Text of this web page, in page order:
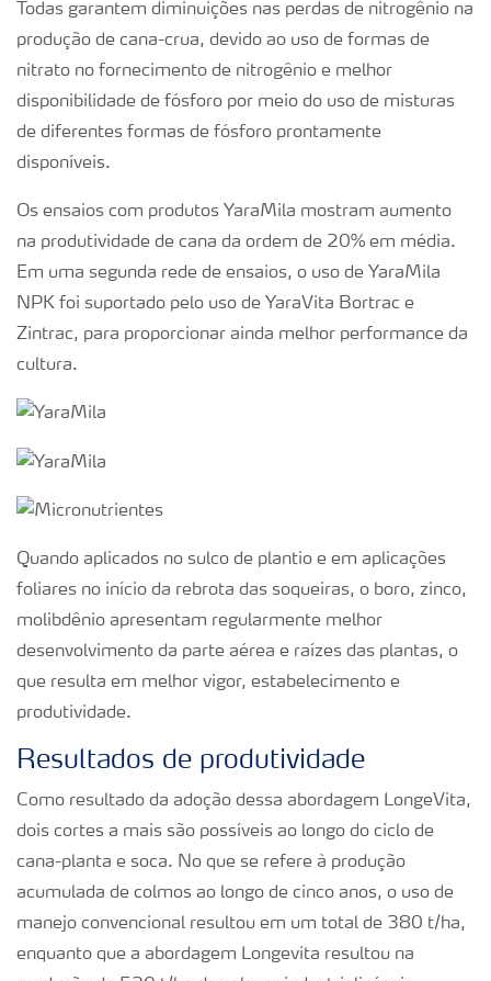
Todas garantem diminuições nas perdas de nitrogênio na
produção de cana-crua, devido ao uso de formas de
nitrato no fornecimento de nitrogênio e melhor
disponibilidade de fósforo por meio do uso de misturas
de diferentes formas de fósforo prontamente
disponíveis.
Os ensaios com produtos YaraMila mostram aumento
na produtividade de cana da ordem de 20% em média.
Em uma segunda rede de ensaios, o uso de YaraMila
NPK foi suportado pelo uso de YaraVita Bortrac e
Zintrac, para proporcionar ainda melhor performance da
cultura.
Quando aplicados no sulco de plantio e em aplicações
foliares no início da rebrota das soqueiras, o boro, zinco,
molibdênio apresentam regularmente melhor
desenvolvimento da parte aérea e raízes das plantas, o
que resulta em melhor vigor, estabelecimento e
produtividade.
Resultados de produtividade
Como resultado da adoção dessa abordagem LongeVita,
dois cortes a mais são possíveis ao longo do ciclo de
cana-planta e soca. No que se refere à produção
acumulada de colmos ao longo de cinco anos, o uso de
manejo convencional resultou em um total de 380 t/ha,
enquanto que a abordagem Longevita resultou na